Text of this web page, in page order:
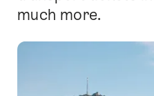
much more.